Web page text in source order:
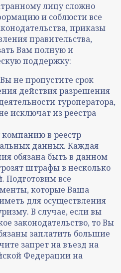
лицу сложно
и соблюсти все
приказы
правительства,
Вам полную и
поддержку:
не пропустите срок
действия разрешения
туроператора,
исключат из реестра
в реестр
данных. Каждая
обязана быть в данном
штрафы в несколько
Подготовим все
которые Ваша
для осуществления
В случае, если вы
законодательство, то Вы
заплатить большие
запрет на въезд на
Федерации на